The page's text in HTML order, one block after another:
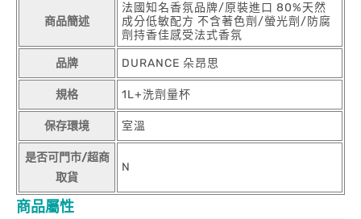
商品簡述
法國知名香氛品牌/原裝進口 80%天然
成分低敏配方 不含著色劑/螢光劑/防腐
劑持香佳感受法式香氛
品牌 DURANCE 朵昂思
規格 1L+洗劑量杯
保存環境 室溫
是否可門市/超商
取貨
N
商品屬性